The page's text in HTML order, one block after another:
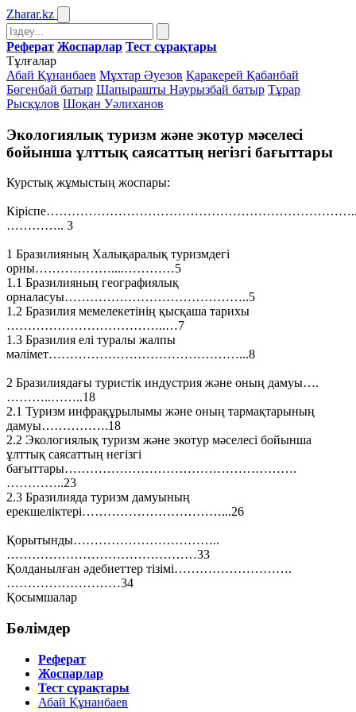
Zharar.kz
Реферат Жоспарлар Тест сұрақтары
Тұлғалар
Абай Құнанбаев Мұхтар Әуезов Қаракерей Қабанбай
Бөгенбай батыр Шапырашты Наурызбай батыр Тұрар
Рысқұлов Шоқан Уәлиханов
Экологиялық туризм және экотур мәселесі
бойынша ұлттық саясаттың негізгі бағыттары
Курстық жұмыстың жоспары:
………….. 3
1 Бразилияның Халықаралық туризмдегі
орны………………....…………5
1.1 Бразилияның географиялық
орналасуы……………………………………..5
1.2 Бразилия мемелекетінің қысқаша тарихы
………………………………..…7
1.3 Бразилия елі туралы жалпы
мәлімет………………………………………...8
2 Бразилиядағы туристік индустрия және оның дамуы….
………..……..18
2.1 Туризм инфрақұрылымы және оның тармақтарының
дамуы…………….18
2.2 Экологиялық туризм және экотур мәселесі бойынша
ұлттық саясаттың негізгі
бағыттары……………………………………………….
…………..23
2.3 Бразилияда туризм дамуының
ерекшеліктері……………………………...26
Қорытынды……………………………..
………………………………………33
Қолданылған әдебиеттер тізімі……………………….
………………………34
Қосымшалар
Бөлімдер
Реферат
Жоспарлар
Тест сұрақтары
Абай Құнанбаев